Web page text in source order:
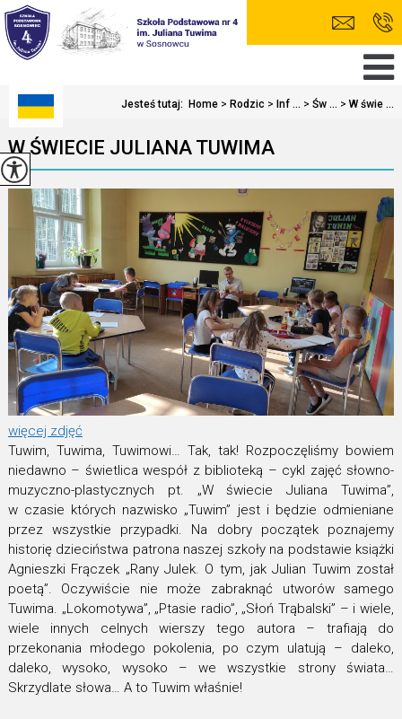
Jesteś tutaj: Home > Rodzic > Inf ... > Św ... > W świe ...
W ŚWIECIE JULIANA TUWIMA
więcej zdjęć
Tuwim, Tuwima, Tuwimowi… Tak, tak! Rozpoczęliśmy bowiem
niedawno – świetlica wespół z biblioteką – cykl zajęć słowno-
muzyczno-plastycznych pt. „W świecie Juliana Tuwima”,
w czasie których nazwisko „Tuwim” jest i będzie odmieniane
przez wszystkie przypadki. Na dobry początek poznajemy
historię dzieciństwa patrona naszej szkoły na podstawie książki
Agnieszki Frączek „Rany Julek. O tym, jak Julian Tuwim został
poetą”. Oczywiście nie może zabraknąć utworów samego
Tuwima. „Lokomotywa”, „Ptasie radio”, „Słoń Trąbalski” – i wiele,
wiele innych celnych wierszy tego autora – trafiają do
przekonania młodego pokolenia, po czym ulatują – daleko,
daleko, wysoko, wysoko – we wszystkie strony świata…
Skrzydlate słowa… A to Tuwim właśnie!